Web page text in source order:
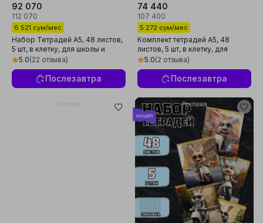
92 070
112 070
6 521 сум/мес
Набор Тетрадей A5, 48 листов,
5 шт, в клетку, для школы и
студентов, произведено в
России
5.0(22 отзыва)
Послезавтра
74 440
107 400
5 272 сум/мес
Комплект тетрадей А5, 48
листов, 5 шт, в клетку, для
школы и студентов, сделано в
России
5.0(2 отзыва)
Послезавтра
Реклама